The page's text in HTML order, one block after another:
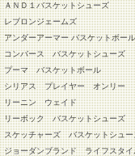
ＡＮＤ１バスケットシューズ
レブロンジェームズ
アンダーアーマー バスケットボー
コンバース バスケットシューズ
プーマ バスケットボール
シリアス プレイヤー オンリー
リーニン ウェイド
リーボック バスケットシューズ
スケッチャーズ バスケットシュー
ジョーダンブランド ライフスタイ